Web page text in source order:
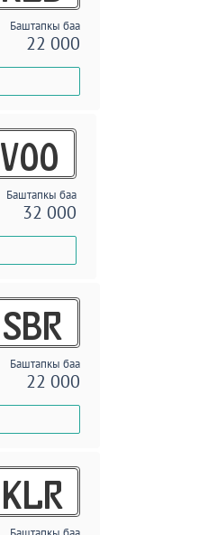
Баштапкы баа
22 000
VOO
Баштапкы баа
32 000
SBR
Баштапкы баа
22 000
KLR